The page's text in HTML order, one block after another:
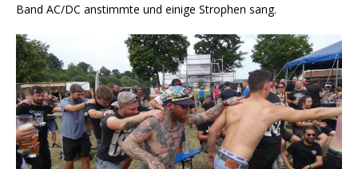
Band AC/DC anstimmte und einige Strophen sang.